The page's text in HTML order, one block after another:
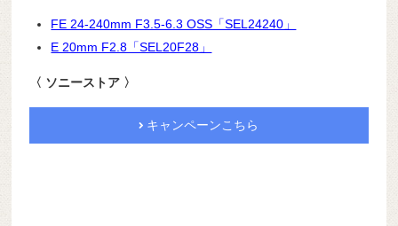
FE 24-240mm F3.5-6.3 OSS「SEL24240」
E 20mm F2.8「SEL20F28」
〈 ソニーストア 〉
キャンペーンこちら